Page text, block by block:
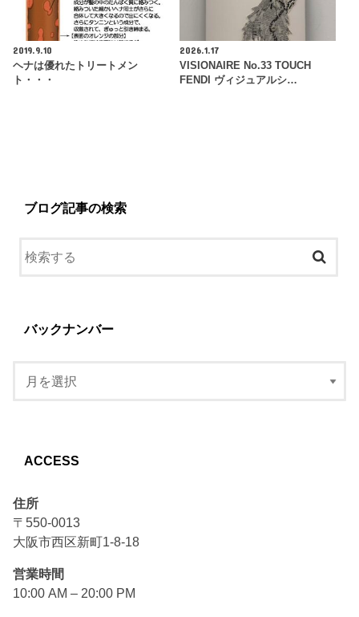
2019.9.10
ヘナは優れたトリートメン
ト・・・
2026.1.17
VISIONAIRE No.33 TOUCH
FENDI ヴィジュアルシ…
ブログ記事の検索
バックナンバー
ACCESS
住所
〒550-0013
大阪市西区新町1-8-18
営業時間
10:00 AM – 20:00 PM